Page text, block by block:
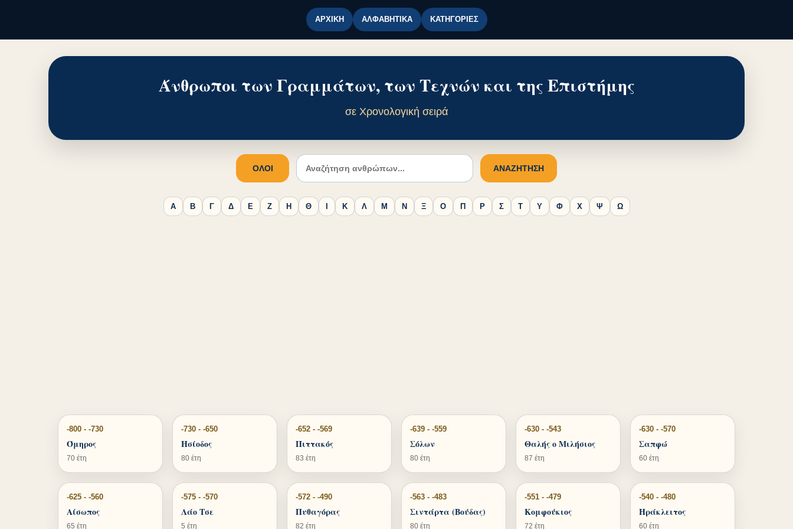
ΑΡΧΙΚΉ ΑΛΦΑΒΗΤΙΚΆ ΚΑΤΗΓΟΡΊΕΣ
Άνθρωποι των Γραμμάτων, των Τεχνών και της Επιστήμης
σε Χρονολογική σειρά
ΟΛΟΙ ΑΝΑΖΉΤΗΣΗ
Α Β Γ Δ Ε Ζ Η Θ Κ Λ Μ Ν Ξ Ο Π Ρ Σ Τ Υ Φ Χ Ψ Ω
-800 - -730
Όμηρος
70 έτη
-730 - -650
Ησίοδος
80 έτη
-652 - -569
Πιττακός
83 έτη
-639 - -559
Σόλων
80 έτη
-630 - -543
Θαλής ο Μιλήσιος
87 έτη
-630 - -570
Σαπφώ
60 έτη
-625 - -560
Αίσωπος
65 έτη
-575 - -570
Λάο Τσε
5 έτη
-572 - -490
Πυθαγόρας
82 έτη
-563 - -483
Σιντάρτα (Βούδας)
80 έτη
-551 - -479
Κομφούκιος
72 έτη
-540 - -480
Ηράκλειτος
60 έτη